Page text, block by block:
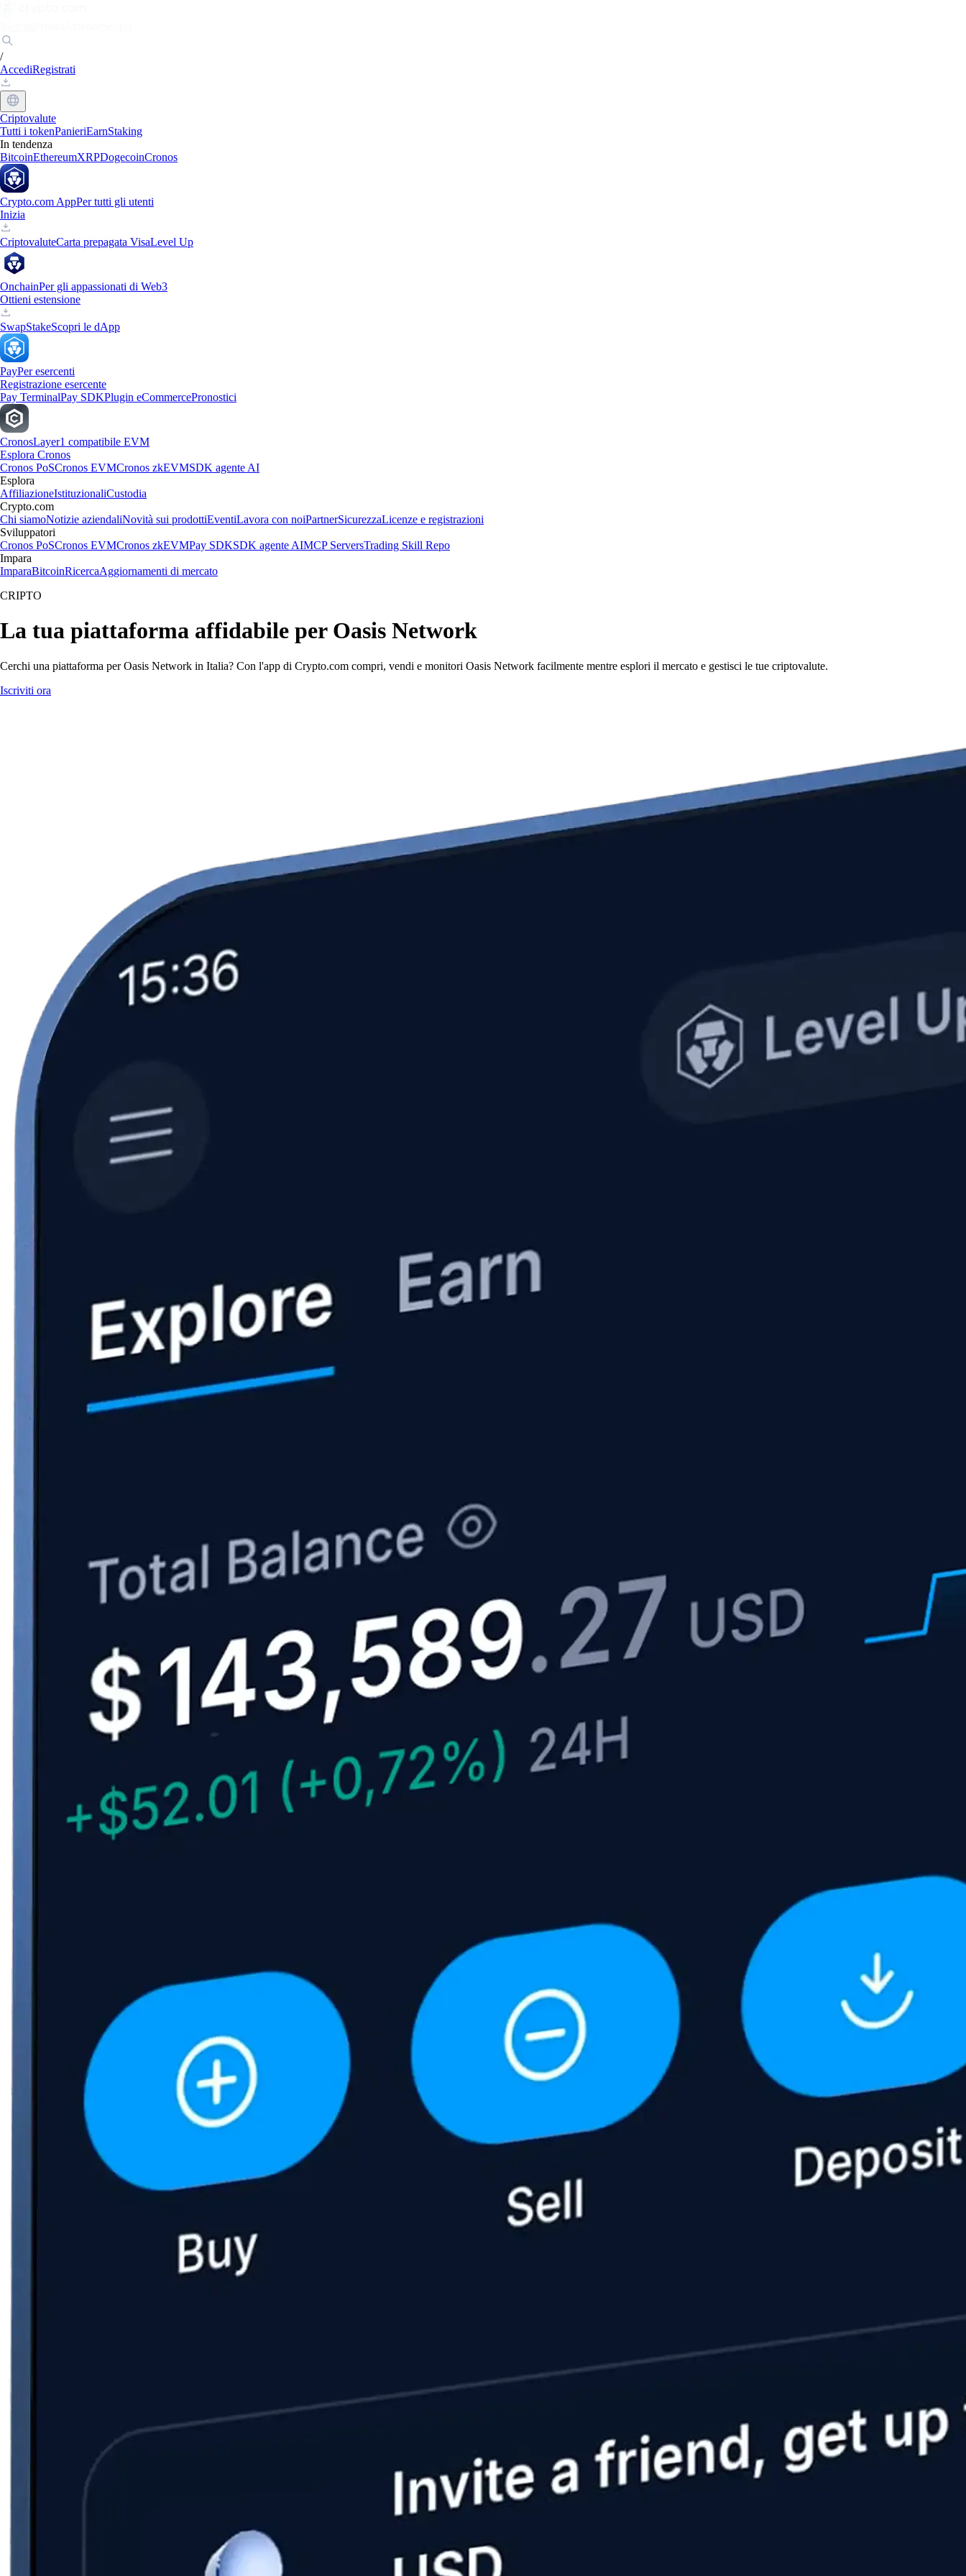
/
AccediRegistrati
Criptovalute
Tutti i tokenPanieriEarnStaking
In tendenza
BitcoinEthereumXRPDogecoinCronos
Crypto.com AppPer tutti gli utenti
Inizia
CriptovaluteCarta prepagata VisaLevel Up
OnchainPer gli appassionati di Web3
Ottieni estensione
SwapStakeScopri le dApp
PayPer esercenti
Registrazione esercente
Pay TerminalPay SDKPlugin eCommercePronostici
CronosLayer1 compatibile EVM
Esplora Cronos
Cronos PoSCronos EVMCronos zkEVMSDK agente AI
Esplora
AffiliazioneIstituzionaliCustodia
Crypto.com
Chi siamoNotizie aziendaliNovità sui prodottiEventiLavora con noiPartnerSicurezzaLicenze e registrazioni
Sviluppatori
Cronos PoSCronos EVMCronos zkEVMPay SDKSDK agente AIMCP ServersTrading Skill Repo
Impara
ImparaBitcoinRicercaAggiornamenti di mercato
CRIPTO
La tua piattaforma affidabile per Oasis Network
Cerchi una piattaforma per Oasis Network in Italia? Con l'app di Crypto.com compri, vendi e monitori Oasis Network facilmente mentre esplori il mercato e gestisci le tue criptovalute.
Iscriviti ora